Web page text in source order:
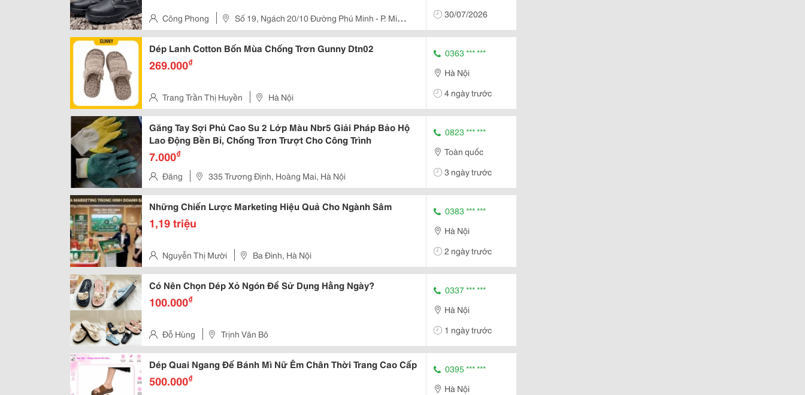
Công Phong
Số 19, Ngách 20/10 Đường Phú Minh - P. Minh
Khai - Q
30/07/2026
Dép Lanh Cotton Bốn Mùa Chống Trơn Gunny Dtn02
269.000₫
Trang Trần Thị Huyền Hà Nội
0363 *** ***
Hà Nội
4 ngày trước
Găng Tay Sợi Phủ Cao Su 2 Lớp Màu Nbr5 Giải Pháp Bảo Hộ
Lao Động Bền Bỉ, Chống Trơn Trượt Cho Công Trình
7.000₫
Đăng 335 Trương Định, Hoàng Mai, Hà Nội
0823 *** ***
Toàn quốc
3 ngày trước
Những Chiến Lược Marketing Hiệu Quả Cho Ngành Sâm
1,19 triệu
Nguyễn Thị Mười Ba Đình, Hà Nội
0383 *** ***
Hà Nội
2 ngày trước
Có Nên Chọn Dép Xỏ Ngón Để Sử Dụng Hằng Ngày?
100.000₫
Đỗ Hùng Trịnh Văn Bô
0337 *** ***
Hà Nội
1 ngày trước
Dép Quai Ngang Đế Bánh Mì Nữ Êm Chân Thời Trang Cao Cấp
500.000₫
0395 *** ***
Hà Nội